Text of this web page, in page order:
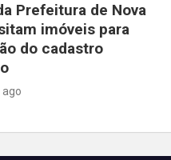
Prefeitura de Nova
imóveis para
do cadastro